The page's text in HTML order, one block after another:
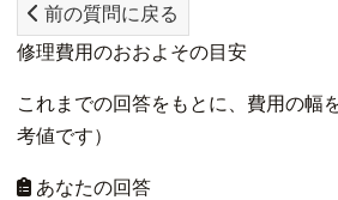
前の質問に戻る
修理費用のおおよその目安
これまでの回答をもとに、費用の幅
考値です）
あなたの回答